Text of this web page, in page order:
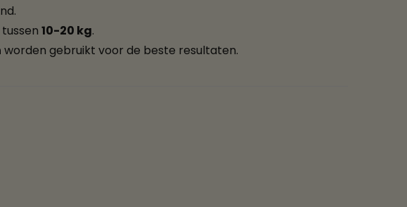
10-20 kg.
worden gebruikt voor de beste resultaten.